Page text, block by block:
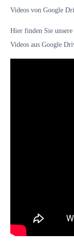
Videos von Google
Hier finden Sie
Videos aus Google